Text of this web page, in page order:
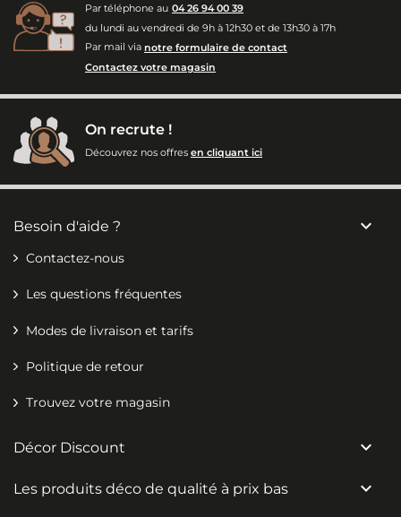
Par téléphone au 04 26 94 00 39
du lundi au vendredi de 9h à 12h30 et de 13h30 à 17h
Par mail via notre formulaire de contact
Contactez votre magasin
On recrute !
Découvrez nos offres en cliquant ici
Besoin d'aide ? 
Contactez-nous
Les questions fréquentes
Modes de livraison et tarifs
Politique de retour
Trouvez votre magasin
Décor Discount 
Les produits déco de qualité à prix bas 